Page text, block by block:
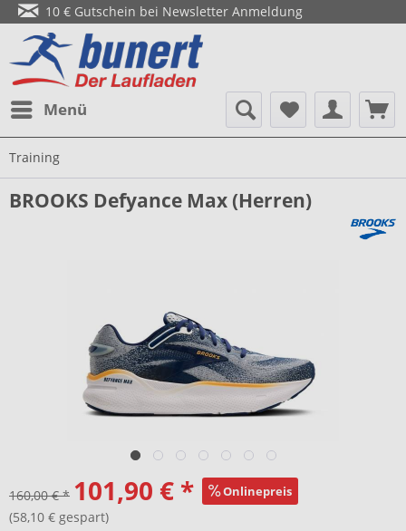
10 € Gutschein bei Newsletter Anmeldung
Menü
Training
BROOKS Defyance Max (Herren)
160,00 € * 101,90 € * Onlinepreis
(58,10 € gespart)